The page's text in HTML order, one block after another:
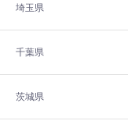
埼玉県
千葉県
茨城県